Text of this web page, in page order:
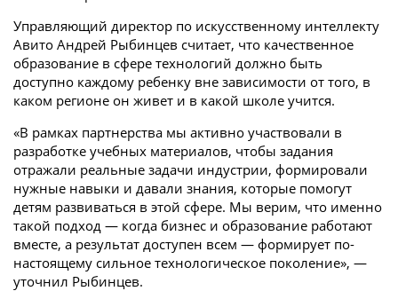
Управляющий директор по искусственному интеллекту
Авито Андрей Рыбинцев считает, что качественное
образование в сфере технологий должно быть
доступно каждому ребенку вне зависимости от того, в
каком регионе он живет и в какой школе учится.
«В рамках партнерства мы активно участвовали в
разработке учебных материалов, чтобы задания
отражали реальные задачи индустрии, формировали
нужные навыки и давали знания, которые помогут
детям развиваться в этой сфере. Мы верим, что именно
такой подход — когда бизнес и образование работают
вместе, а результат доступен всем — формирует по-
настоящему сильное технологическое поколение», —
уточнил Рыбинцев.